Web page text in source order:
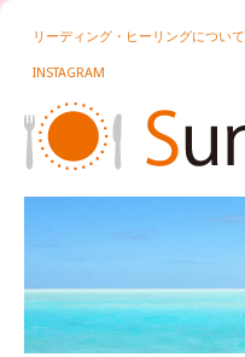
リーディング・ヒーリングについて
INSTAGRAM